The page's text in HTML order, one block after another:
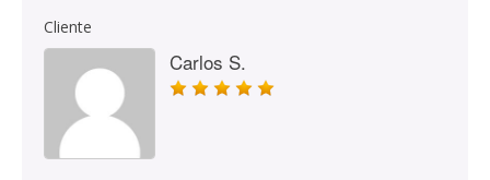
Cliente
Carlos S.